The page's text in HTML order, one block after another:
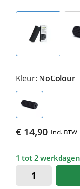
Kleur: NoColour
€ 14,90 Incl. BTW
1 tot 2 werkdagen